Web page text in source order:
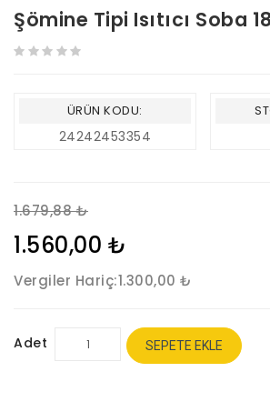
Şömine Tipi Isıtıcı Soba
ÜRÜN KODU:
24242453354
1.679,88 ₺
1.560,00 ₺
Vergiler Hariç:1.300,00 ₺
Adet SEPETE EKLE